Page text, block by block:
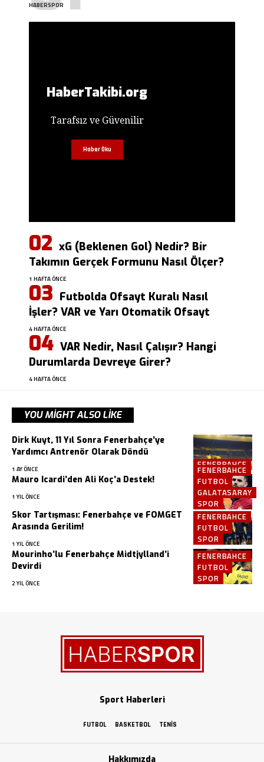
HABERSPOR
HaberTakibi.org
Tarafsız ve Güvenilir
Haber Oku
xG (Beklenen Gol) Nedir? Bir
Takımın Gerçek Formunu Nasıl Ölçer?
1 HAFTA ÖNCE
Futbolda Ofsayt Kuralı Nasıl
İşler? VAR ve Yarı Otomatik Ofsayt
4 HAFTA ÖNCE
VAR Nedir, Nasıl Çalışır? Hangi
Durumlarda Devreye Girer?
4 HAFTA ÖNCE
YOU MIGHT ALSO LIKE
FENERBAHCE
Dirk Kuyt, 11 Yıl Sonra Fenerbahçe’ye
Yardımcı Antrenör Olarak Döndü
1 AY ÖNCE
FENERBAHCE
FUTBOL
GALATASARAY
SPOR
Mauro Icardi’den Ali Koç’a Destek!
1 YIL ÖNCE
FENERBAHCE
FUTBOL
SPOR
Skor Tartışması: Fenerbahçe ve FOMGET
Arasında Gerilim!
1 YIL ÖNCE
FENERBAHCE
FUTBOL
SPOR
Mourinho’lu Fenerbahçe Midtjylland’i
Devirdi
2 YIL ÖNCE
Sport Haberleri
FUTBOL BASKETBOL TENIS
Hakkımızda